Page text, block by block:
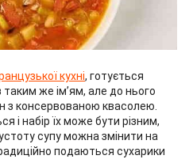
кухні, готується
таким же ім’ям, але до нього
з консервованою квасолею.
і набір їх може бути різним,
супу можна змінити на
подаються сухарики